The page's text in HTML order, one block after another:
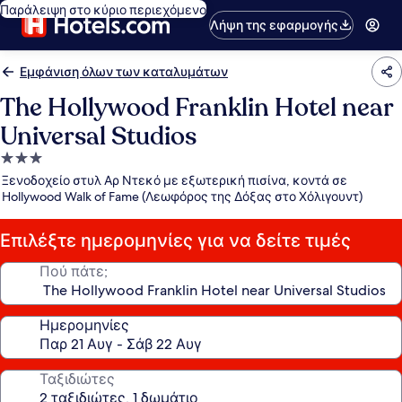
Παράλειψη στο κύριο περιεχόμενο
Λήψη της εφαρμογής
Εμφάνιση όλων των καταλυμάτων
The Hollywood Franklin Hotel near
Universal Studios
Κατάλυμα
με
3.0
αστέρια
Ξενοδοχείο στυλ Αρ Ντεκό με εξωτερική πισίνα, κοντά σε
Hollywood Walk of Fame (Λεωφόρος της Δόξας στο Χόλιγουντ)
Επιλέξτε ημερομηνίες για να δείτε τιμές
Πού πάτε;
Ημερομηνίες
Ταξιδιώτες